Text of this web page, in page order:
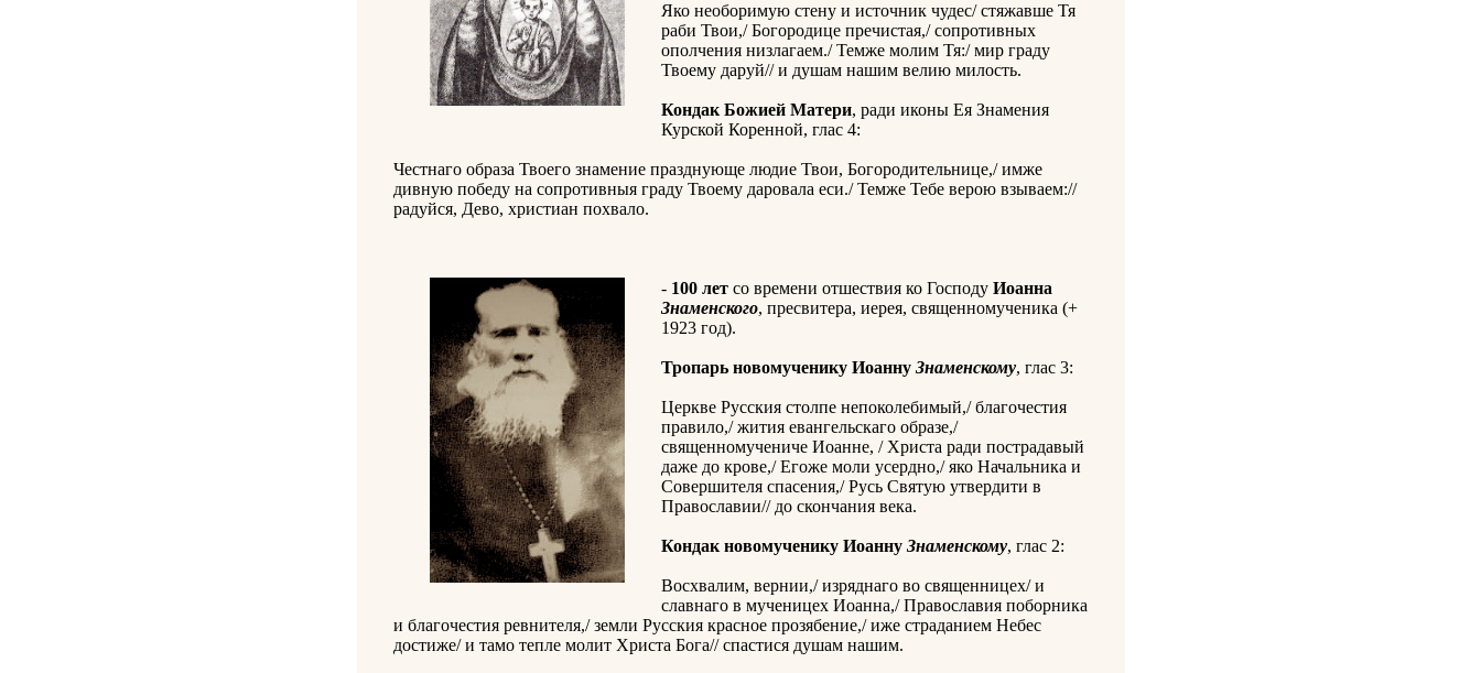
Яко необоримую стену и источник чудес/ стяжавше Тя
раби Твои,/ Богородице пречистая,/ сопротивных
ополчения низлагаем./ Темже молим Тя:/ мир граду
Твоему даруй// и душам нашим велию милость.
Кондак Божией Матери, ради иконы Ея Знамения
Курской Коренной, глас 4:
Честнаго образа Твоего знамение празднующе людие Твои, Богородительнице,/ имже
дивную победу на сопротивныя граду Твоему даровала еси./ Темже Тебе верою взываем://
радуйся, Дево, христиан похвало.
- 100 лет со времени отшествия ко Господу Иоанна
Знаменского, пресвитера, иерея, священномученика (+
1923 год).
Тропарь новомученику Иоанну Знаменскому, глас 3:
Церкве Русския столпе непоколебимый,/ благочестия
правило,/ жития евангельскаго образе,/
священномучениче Иоанне, / Христа ради пострадавый
даже до крове,/ Егоже моли усердно,/ яко Начальника и
Совершителя спасения,/ Русь Святую утвердити в
Православии// до скончания века.
Кондак новомученику Иоанну Знаменскому, глас 2:
Восхвалим, вернии,/ изряднаго во священницех/ и
славнаго в мученицех Иоанна,/ Православия поборника
и благочестия ревнителя,/ земли Русския красное прозябение,/ иже страданием Небес
достиже/ и тамо тепле молит Христа Бога// спастися душам нашим.